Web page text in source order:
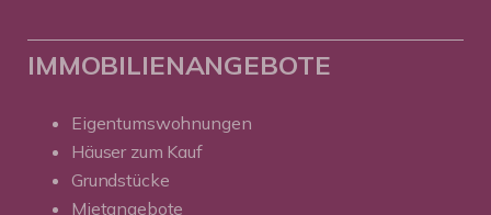
IMMOBILIENANGEBOTE
Eigentumswohnungen
Häuser zum Kauf
Grundstücke
Mietangebote